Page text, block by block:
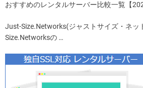
おすすめのレンタルサーバー比較一覧【
Just-Size.Networks(ジャストサイズ・ネッ
Size.Networksの …